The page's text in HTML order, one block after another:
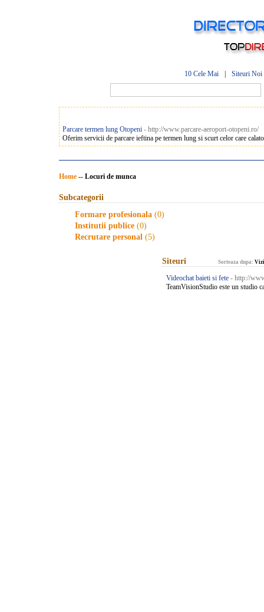
10 Cele Mai Siteuri Noi
Parcare termen lung Otopeni - http://www.parcare-aeroport-otopeni.ro/
Oferim servicii de parcare ieftina pe termen lung si scurt celor care
Home -- Locuri de munca
Subcategorii
Formare profesionala (0)
Institutii publice (0)
Recrutare personal (5)
Siteuri Sorteaza dupa:
Videochat baieti si fete - http://
TeamVisionStudio este un studio